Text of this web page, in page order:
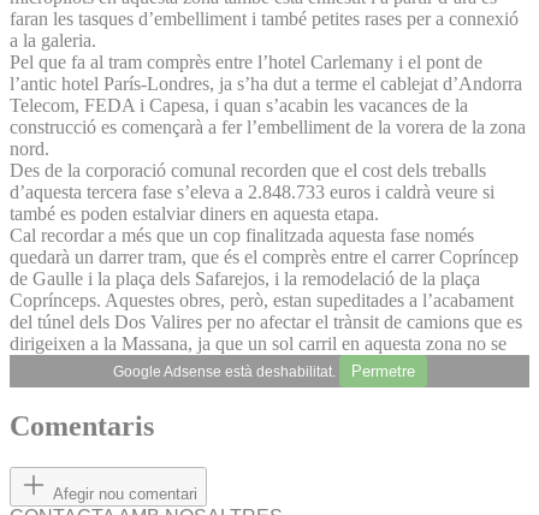
faran les tasques d’embelliment i també petites rases per a connexió
a la galeria.
Pel que fa al tram comprès entre l’hotel Carlemany i el pont de
l’antic hotel París-Londres, ja s’ha dut a terme el cablejat d’Andorra
Telecom, FEDA i Capesa, i quan s’acabin les vacances de la
construcció es començarà a fer l’embelliment de la vorera de la zona
nord.
Des de la corporació comunal recorden que el cost dels treballs
d’aquesta tercera fase s’eleva a 2.848.733 euros i caldrà veure si
també es poden estalviar diners en aquesta etapa.
Cal recordar a més que un cop finalitzada aquesta fase només
quedarà un darrer tram, que és el comprès entre el carrer Copríncep
de Gaulle i la plaça dels Safarejos, i la remodelació de la plaça
Coprínceps. Aquestes obres, però, estan supeditades a l’acabament
del túnel dels Dos Valires per no afectar el trànsit de camions que es
dirigeixen a la Massana, ja que un sol carril en aquesta zona no se
Google Adsense està deshabilitat. Permetre
Comentaris
Afegir nou comentari